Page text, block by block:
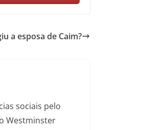
a esposa de Caim?
sociais pelo
Westminster